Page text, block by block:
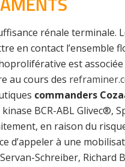
rénale terminale.
en contact l’ensemble
est
au cours des
commanders
BCR-ABL
en raison du
d’appeler à une
Schreiber, Richard